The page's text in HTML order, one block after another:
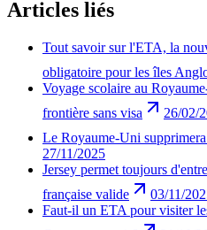
Articles liés
Tout savoir sur l'ETA, la
obligatoire pour les îles
Voyage scolaire au
frontière sans visa
26/02/
Le Royaume-Uni
27/11/2025
Jersey permet toujours
française valide
03/11/
Faut-il un ETA pour visiter